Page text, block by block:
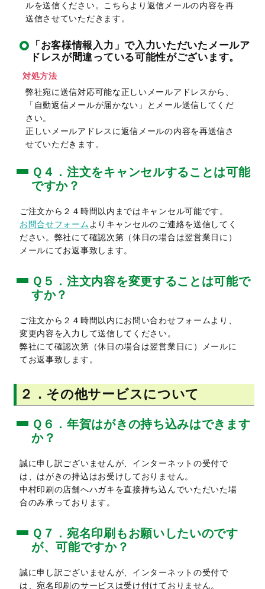
ルを送信ください。こちらより返信メールの内容を再
送信させていただきます。
「お客様情報入力」で入力いただいたメールア
ドレスが間違っている可能性がございます。
対処方法
弊社宛に送信対応可能な正しいメールアドレスから、
「自動返信メールが届かない」とメール送信してくだ
さい。
正しいメールアドレスに返信メールの内容を再送信さ
せていただきます。
Ｑ４．注文をキャンセルすることは可能
ですか？
ご注文から２４時間以内まではキャンセル可能です。
お問合せフォーム よりキャンセルのご連絡を送信してく
ださい。弊社にて確認次第（休日の場合は翌営業日に）
メールにてお返事致します。
Ｑ５．注文内容を変更することは可能で
すか？
ご注文から２４時間以内にお問い合わせフォームより、
変更内容を入力して送信してください。
弊社にて確認次第（休日の場合は翌営業日に）メールに
てお返事致します。
２．その他サービスについて
Ｑ６．年賀はがきの持ち込みはできます
か？
誠に申し訳ございませんが、インターネットの受付で
は、はがきの持込はお受けしておりません。
中村印刷の店舗へハガキを直接持ち込んでいただいた場
合のみ承っております。
Ｑ７．宛名印刷もお願いしたいのです
が、可能ですか？
誠に申し訳ございませんが、インターネットの受付で
は、宛名印刷のサービスは受け付けておりません。